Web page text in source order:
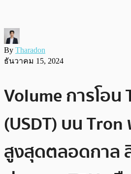
By Tharadon
ธันวาคม 15, 2024
Volume การโอน
(USDT) บน
สูงสุดตลอดกาล